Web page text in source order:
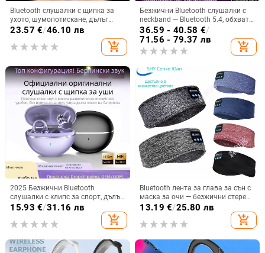
Bluetooth слушалки с щипка за
ухото, шумопотискане, дълъг
живот на батерията >8 ч, стерео
звук, обхват 10 м, Bluetooth 5.4
23.57 €/46.10 лв
add_shopping_cart
Безжични Bluetooth слушалки с
neckband — Bluetooth 5.4, обхват
10 м, живот на батерията над 8 ч,
стерео звук, цифров дисплей
36.59 - 40.58 €/
71.56 - 79.37 лв
add_shopping_cart
2025 Безжични Bluetooth
слушалки с клипс за спорт, дълъг
живот на батерията,
шумопотискане, висококачествен
звук и комфортно носене
15.93 €/31.16 лв
add_shopping_cart
Bluetooth лента за глава за сън с
маска за очи — безжични стерео
слушалки, Bluetooth 5.4, обхват
разговори и музика
13.19 €/25.80 лв
add_shopping_cart